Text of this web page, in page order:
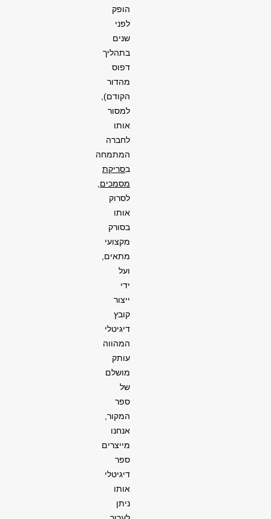
הופק
לפני
שנים
בתהליך
דפוס
מהדור
הקודם),
למסור
אותו
לחברה
המתמחה
בסריקת
מסמכים,
לסרוק
אותו
בסורק
מקצועי
מתאים,
ועל
ידי
ייצור
קובץ
דיגיטלי
המהווה
עותק
מושלם
של
ספר
המקור,
אנחנו
מייצרים
ספר
דיגיטלי
אותו
ניתן